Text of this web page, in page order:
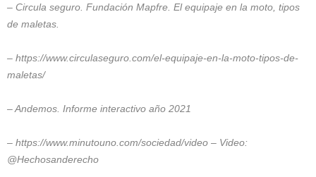
– Circula seguro. Fundación Mapfre. El equipaje en la moto, tipos
de maletas.
– https://www.circulaseguro.com/el-equipaje-en-la-moto-tipos-de-
maletas/
– Andemos. Informe interactivo año 2021
– https://www.minutouno.com/sociedad/video – Video:
@Hechosanderecho